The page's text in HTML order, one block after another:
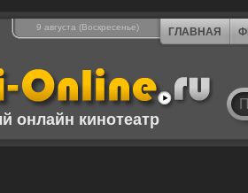
9 августа (Воскресенье) ГЛАВНАЯ
онлайн кинотеатр